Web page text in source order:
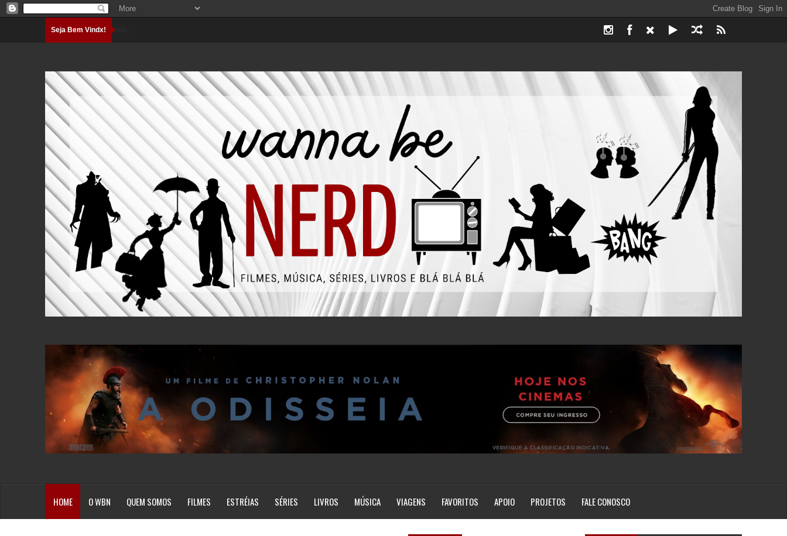
Seja Bem Vindx!Carregando...
HOME O WBN QUEM SOMOS FILMES ESTRÉIAS SÉRIES LIVROS MÚSICA VIAGENS FAVORITOS APOIO PROJETOS FALE CONOSCO